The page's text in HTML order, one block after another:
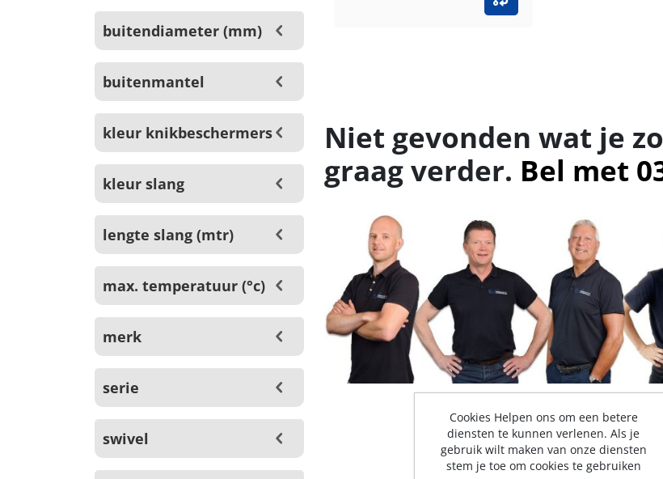
buitendiameter (mm)
buitenmantel
kleur knikbeschermers
kleur slang
lengte slang (mtr)
max. temperatuur (°c)
merk
serie
swivel
Niet gevonden wat je
graag verder. Bel met
Cookies Helpen ons om een betere
diensten te kunnen verlenen. Als je
gebruik wilt maken van onze diensten
stem je toe om cookies te gebruiken